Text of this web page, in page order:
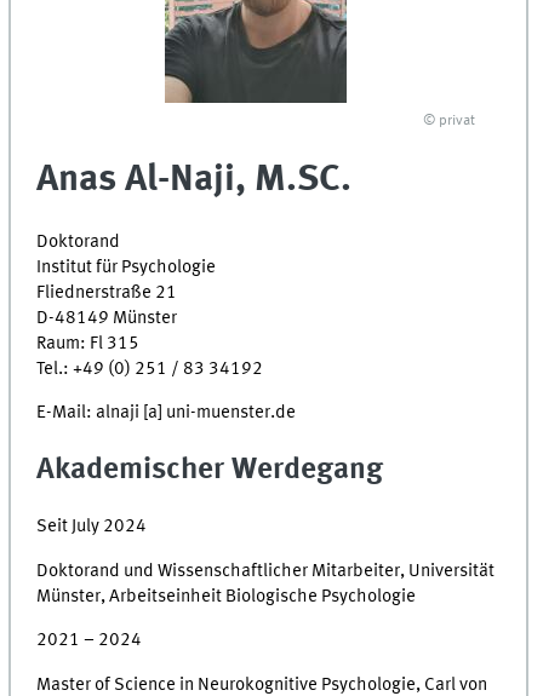
© privat
Anas Al-Naji, M.SC.
Doktorand
Institut für Psychologie
Fliednerstraße 21
D-48149 Münster
Raum: Fl 315
Tel.: +49 (0) 251 / 83 34192
E-Mail: alnaji [a] uni-muenster.de
Akademischer Werdegang
Seit July 2024
Doktorand und Wissenschaftlicher Mitarbeiter, Universität
Münster, Arbeitseinheit Biologische Psychologie
2021 – 2024
Master of Science in Neurokognitive Psychologie, Carl von